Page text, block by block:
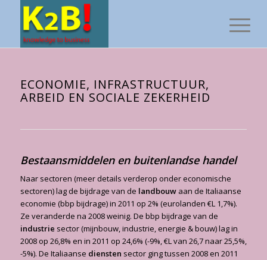
ECONOMIE, INFRASTRUCTUUR,
ARBEID EN SOCIALE ZEKERHEID
Bestaansmiddelen en buitenlandse handel
Naar sectoren (meer details verderop onder economische
sectoren) lag de bijdrage van de landbouwaan de Italiaanse
economie (bbp bijdrage) in 2011 op 2% (eurolanden €L 1,7%).
Ze veranderde na 2008 weinig. De bbp bijdrage van de
industrie sector (mijnbouw, industrie, energie & bouw) lag in
2008 op 26,8% en in 2011 op 24,6% (-9%, €L van 26,7 naar 25,5%,
-5%). De Italiaanse diensten sector ging tussen 2008 en 2011